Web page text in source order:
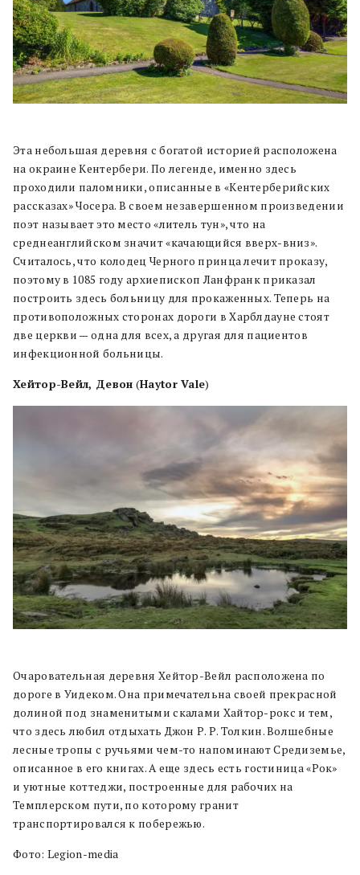
Эта небольшая деревня с богатой историей расположена
на окраине Кентербери. По легенде, именно здесь
проходили паломники, описанные в «Кентерберийских
рассказах» Чосера. В своем незавершенном произведении
поэт называет это место «литель тун», что на
среднеанглийском значит «качающийся вверх-вниз».
Считалось, что колодец Черного принца лечит проказу,
поэтому в 1085 году архиепископ Ланфранк приказал
построить здесь больницу для прокаженных. Теперь на
противоположных сторонах дороги в Харблдауне стоят
две церкви — одна для всех, а другая для пациентов
инфекционной больницы.
Хейтор-Вейл, Девон (Haytor Vale)
Очаровательная деревня Хейтор-Вейл расположена по
дороге в Уидеком. Она примечательна своей прекрасной
долиной под знаменитыми скалами Хайтор-рокс и тем,
что здесь любил отдыхать Джон Р. Р. Толкин. Волшебные
лесные тропы с ручьями чем-то напоминают Средиземье,
описанное в его книгах. А еще здесь есть гостиница «Рок»
и уютные коттеджи, построенные для рабочих на
Темплерском пути, по которому гранит
транспортировался к побережью.
Фото: Legion-media